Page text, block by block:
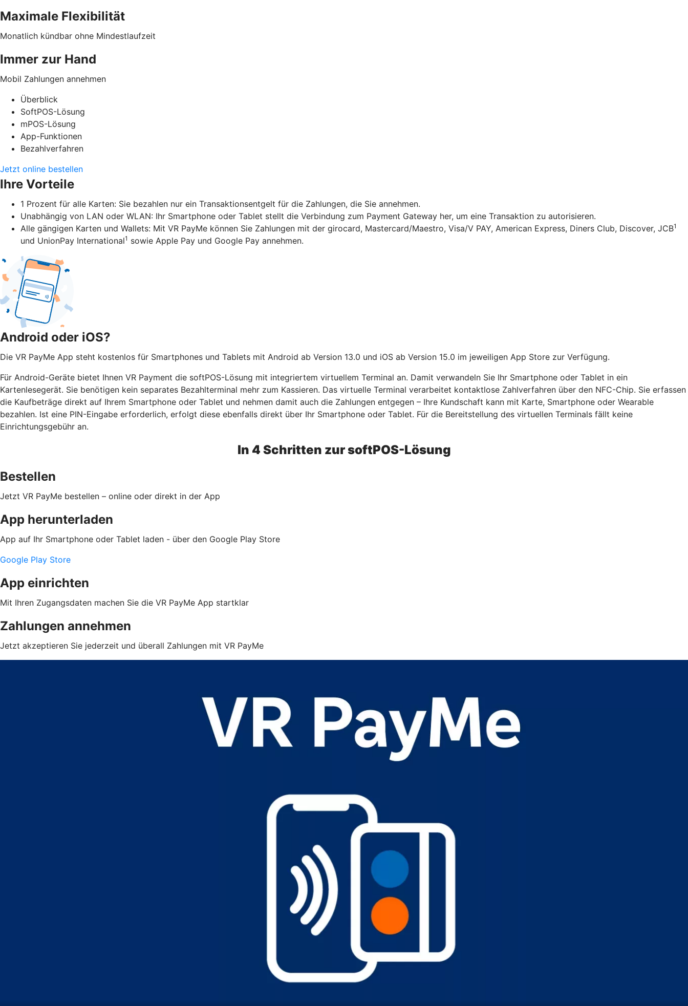
Maximale Flexibilität
Monatlich kündbar ohne Mindestlaufzeit
Immer zur Hand
Mobil Zahlungen annehmen
Überblick
SoftPOS-Lösung
mPOS-Lösung
App-Funktionen
Bezahlverfahren
Jetzt online bestellen
Ihre Vorteile
1 Prozent für alle Karten: Sie bezahlen nur ein Transaktionsentgelt für die Zahlungen, die Sie annehmen.
Unabhängig von LAN oder WLAN: Ihr Smartphone oder Tablet stellt die Verbindung zum Payment Gateway her, um eine Transaktion zu autorisieren.
Alle gängigen Karten und Wallets: Mit VR PayMe können Sie Zahlungen mit der girocard, Mastercard/Maestro, Visa/V PAY, American Express, Diners Club, Discover, JCB1
und UnionPay International1 sowie Apple Pay und Google Pay annehmen.
Android oder iOS?
Die VR PayMe App steht kostenlos für Smartphones und Tablets mit Android ab Version 13.0 und iOS ab Version 15.0 im jeweiligen App Store zur Verfügung.
Für Android-Geräte bietet Ihnen VR Payment die softPOS-Lösung mit integriertem virtuellem Terminal an. Damit verwandeln Sie Ihr Smartphone oder Tablet in ein
Kartenlesegerät. Sie benötigen kein separates Bezahlterminal mehr zum Kassieren. Das virtuelle Terminal verarbeitet kontaktlose Zahlverfahren über den NFC-Chip. Sie erfassen
die Kaufbeträge direkt auf Ihrem Smartphone oder Tablet und nehmen damit auch die Zahlungen entgegen – Ihre Kundschaft kann mit Karte, Smartphone oder Wearable
bezahlen. Ist eine PIN-Eingabe erforderlich, erfolgt diese ebenfalls direkt über Ihr Smartphone oder Tablet. Für die Bereitstellung des virtuellen Terminals fällt keine
Einrichtungsgebühr an.
In 4 Schritten zur softPOS-Lösung
Bestellen
Jetzt VR PayMe bestellen – online oder direkt in der App
App herunterladen
App auf Ihr Smartphone oder Tablet laden - über den Google Play Store
Google Play Store
App einrichten
Mit Ihren Zugangsdaten machen Sie die VR PayMe App startklar
Zahlungen annehmen
Jetzt akzeptieren Sie jederzeit und überall Zahlungen mit VR PayMe